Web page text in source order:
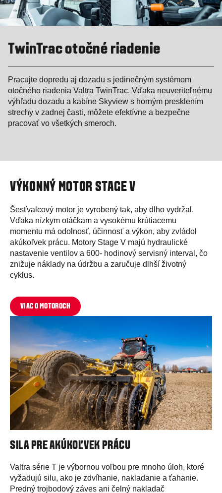
TwinTrac otočné riadenie
Pracujte dopredu aj dozadu s jedinečným systémom
otočného riadenia Valtra TwinTrac. Vďaka neuveriteľnému
výhľadu dozadu a kabíne Skyview s horným presklením
strechy v zadnej časti, môžete efektívne a bezpečne
pracovať vo všetkých smeroch.
VÝKONNÝ MOTOR STAGE V
Šesťvalcový motor je vyrobený tak, aby dlho vydržal.
Vďaka nízkym otáčkam a vysokému krútiacemu
momentu má odolnosť, účinnosť a výkon, aby zvládol
akúkoľvek prácu. Motory Stage V majú hydraulické
nastavenie ventilov a 600- hodinový servisný interval, čo
znižuje náklady na údržbu a zaručuje dlhší životný
cyklus.
VIAC O MOTOROCH
SILA PRE AKÚKOĽVEK PRÁCU
Valtra série T je výbornou voľbou pre mnoho úloh, ktoré
vyžadujú silu, ako je zdvíhanie, nakladanie a ťahanie.
Predný trojbodový záves ani čelný nakladač